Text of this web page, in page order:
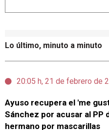
Lo último, minuto a minuto
20:05 h, 21 de febrero de
Ayuso recupera el 'me
Sánchez por acusar al PP
hermano por mascarillas